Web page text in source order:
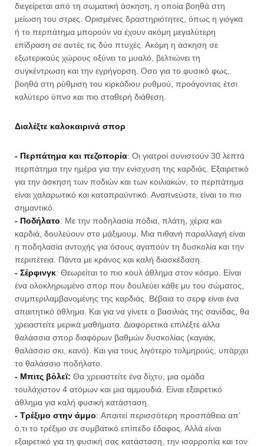
διεγείρεται από τη σωματική άσκηση, η οποία βοηθά στη
μείωση του στρες. Ορισμένες δραστηριότητες, όπως η γιόγκα
ή το περπάτημα μπορούν να έχουν ακόμη μεγαλύτερη
επίδραση σε αυτές τις δύο πτυχές. Ακόμη η άσκηση σε
εξωτερικούς χώρους οξύνει το μυαλό, βελτιώνει τη
συγκέντρωση και την εγρήγορση. Oσο για το φυσικό φως,
βοηθά στη ρύθμιση του κιρκάδιου ρυθμού, προάγοντας έτσι
καλύτερο ύπνο και πιο σταθερή διάθεση.
Διαλέξτε καλοκαιρινά σπορ
- Περπάτημα και πεζοπορία: Οι γιατροί συνιστούν 30 λεπτά
περπάτημα την ημέρα για την ενίσχυση της καρδιάς. Εξαιρετικό
για την άσκηση των ποδιών και των κοιλιακών, το περπάτημα
είναι χαλαρωτικό και καταπραϋντικό. Αναπνεύστε, είναι το πιο
σημαντικό.
- Ποδήλατο: Με την ποδηλασία πόδια, πλάτη, χέρια και
καρδιά, δουλεύουν στο μάξιμουμ. Μια πιθανή παραλλαγή είναι
η ποδηλασία αντοχής για όσους αγαπούν τη δυσκολία και την
περιπέτεια. Πάντα με κράνος και καλή διασκέδαση.
- Σέρφινγκ: Θεωρείται το πιο κουλ άθλημα στον κόσμο. Είναι
ένα ολοκληρωμένο σπορ που δουλεύει κάθε μυ του σώματος,
συμπεριλαμβανομένης της καρδιάς. Βέβαια το σερφ είναι ένα
απαιτητικό άθλημα. Και για να γίνετε ο βασιλιάς της σανίδας, θα
χρειαστείτε μερικά μαθήματα. Διαφορετικά επιλέξτε άλλα
θαλάσσια σπορ διαφόρων βαθμών δυσκολίας (καγιάκ,
θαλάσσιο σκι, κανό). Και για τους λιγότερο τολμηρούς, υπάρχει
το θαλάσσιο ποδήλατο.
- Μπιτς βόλεϊ: Θα χρειαστείτε ένα δίχτυ, μια ομάδα
τουλάχιστον 4 ατόμων και μια αμμουδιά. Είναι εξαιρετικό
άθλημα για καλή φυσική κατάσταση.
- Τρέξιμο στην άμμο: Aπαιτεί περισσότερη προσπάθεια απ’
ό,τι το τρέξιμο σε συμβατικό επίπεδο έδαφος. Αλλά είναι
εξαιρετικό για τη φυσική σας κατάσταση, την ισορροπία και τον